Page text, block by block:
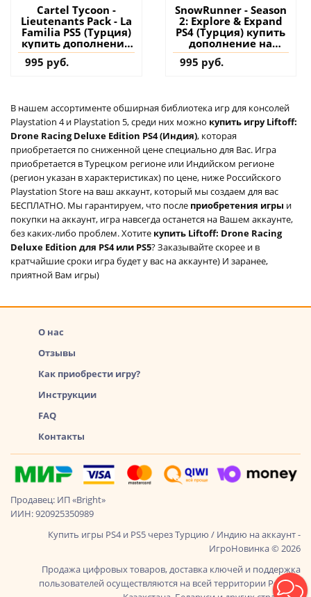
Cartel Tycoon -
Lieutenants Pack - La
Familia PS5 (Турция)
купить дополнение
на аккаунт
995 руб.
SnowRunner - Season
2: Explore & Expand
PS4 (Турция) купить
дополнение на
аккаунт
995 руб.
В нашем ассортименте обширная библиотека игр для консолей
Playstation 4 и Playstation 5, среди них можно купить игру Liftoff:
Drone Racing Deluxe Edition PS4 (Индия), которая
приобретается по сниженной цене специально для Вас. Игра
приобретается в Турецком регионе или Индийском регионе
(регион указан в характеристиках) по цене, ниже Российского
Playstation Store на ваш аккаунт, который мы создаем для вас
БЕСПЛАТНО. Мы гарантируем, что после приобретения игры и
покупки на аккаунт, игра навсегда останется на Вашем аккаунте,
без каких-либо проблем. Хотите купить Liftoff: Drone Racing
Deluxe Edition для PS4 или PS5? Заказывайте скорее и в
кратчайшие сроки игра будет у вас на аккаунте) И заранее,
приятной Вам игры)
О нас
Отзывы
Как приобрести игру?
Инструкции
FAQ
Контакты
Продавец: ИП «Bright»
ИИН: 920925350989
Купить игры PS4 и PS5 через Турцию / Индию на аккаунт -
ИгроНовинка © 2026
Продажа цифровых товаров, доставка ключей и поддержка
пользователей осуществляются на всей территории России,